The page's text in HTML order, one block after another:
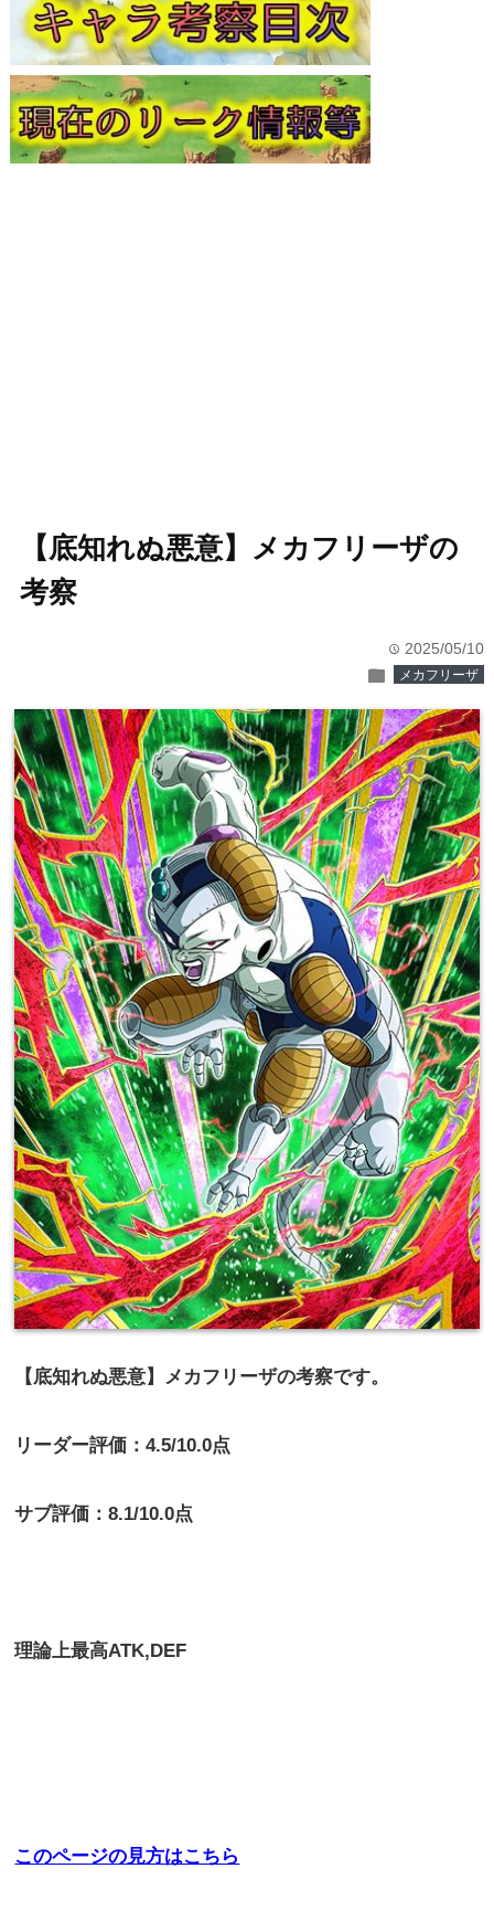
【底知れぬ悪意】メカフリーザの
考察
time 2025/05/10
folder メカフリーザ
【底知れぬ悪意】メカフリーザの考察です。
リーダー評価：4.5/10.0点
サブ評価：8.1/10.0点
理論上最高ATK,DEF
このページの見方はこちら